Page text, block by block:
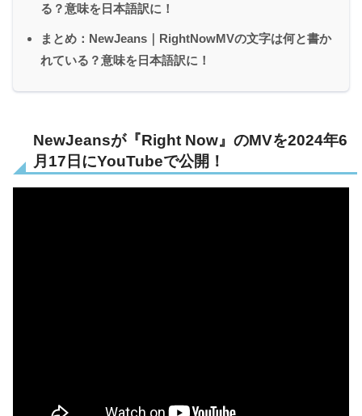
る？意味を日本語訳に！
まとめ：NewJeans｜RightNowMVの文字は何と書か
れている？意味を日本語訳に！
NewJeansが『Right Now』のMVを2024年6
月17日にYouTubeで公開！